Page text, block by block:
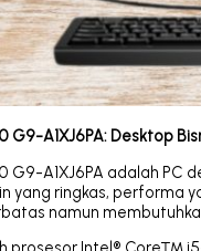
G9-A1XJ6PA: Desktop
G9-A1XJ6PA adalah
yang ringkas, performa
namun